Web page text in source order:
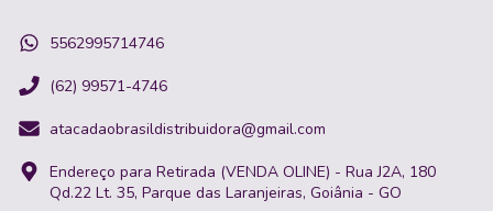
5562995714746
(62) 99571-4746
atacadaobrasildistribuidora@gmail.com
Endereço para Retirada (VENDA OLINE) - Rua J2A, 180
Qd.22 Lt. 35, Parque das Laranjeiras, Goiânia - GO